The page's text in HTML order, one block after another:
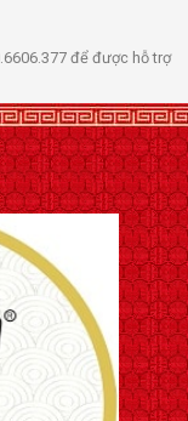
để được hỗ trợ